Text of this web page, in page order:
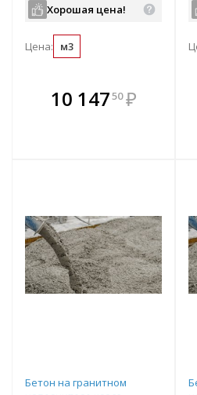
подвижность П3
водопроницаемость W8 с
ПМД до -15 градусов
Хорошая цена!
Цена: м3
10 14750 ₽
В комплекте
всегда выгоднее!
Бетон на гранитном